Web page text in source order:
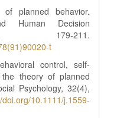
planned behavior.
Human Decision
179-211.
t
control, self-
theory of planned
Psychology, 32(4),
doi.org/10.1111/j.1559-